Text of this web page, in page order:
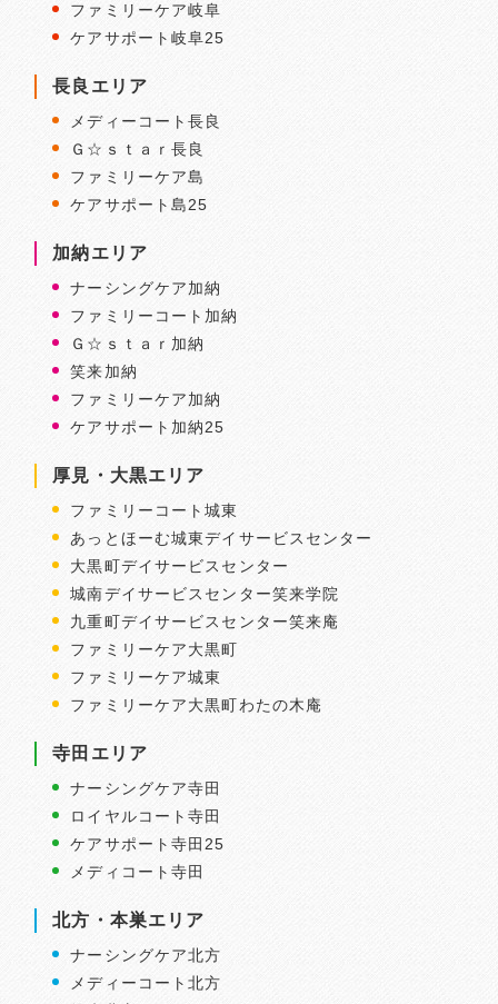
ファミリーケア岐阜
ケアサポート岐阜25
長良エリア
メディーコート長良
Ｇ☆ｓｔａｒ長良
ファミリーケア島
ケアサポート島25
加納エリア
ナーシングケア加納
ファミリーコート加納
Ｇ☆ｓｔａｒ加納
笑来加納
ファミリーケア加納
ケアサポート加納25
厚見・大黒エリア
ファミリーコート城東
あっとほーむ城東デイサービスセンター
大黒町デイサービスセンター
城南デイサービスセンター笑来学院
九重町デイサービスセンター笑来庵
ファミリーケア大黒町
ファミリーケア城東
ファミリーケア大黒町わたの木庵
寺田エリア
ナーシングケア寺田
ロイヤルコート寺田
ケアサポート寺田25
メディコート寺田
北方・本巣エリア
ナーシングケア北方
メディーコート北方